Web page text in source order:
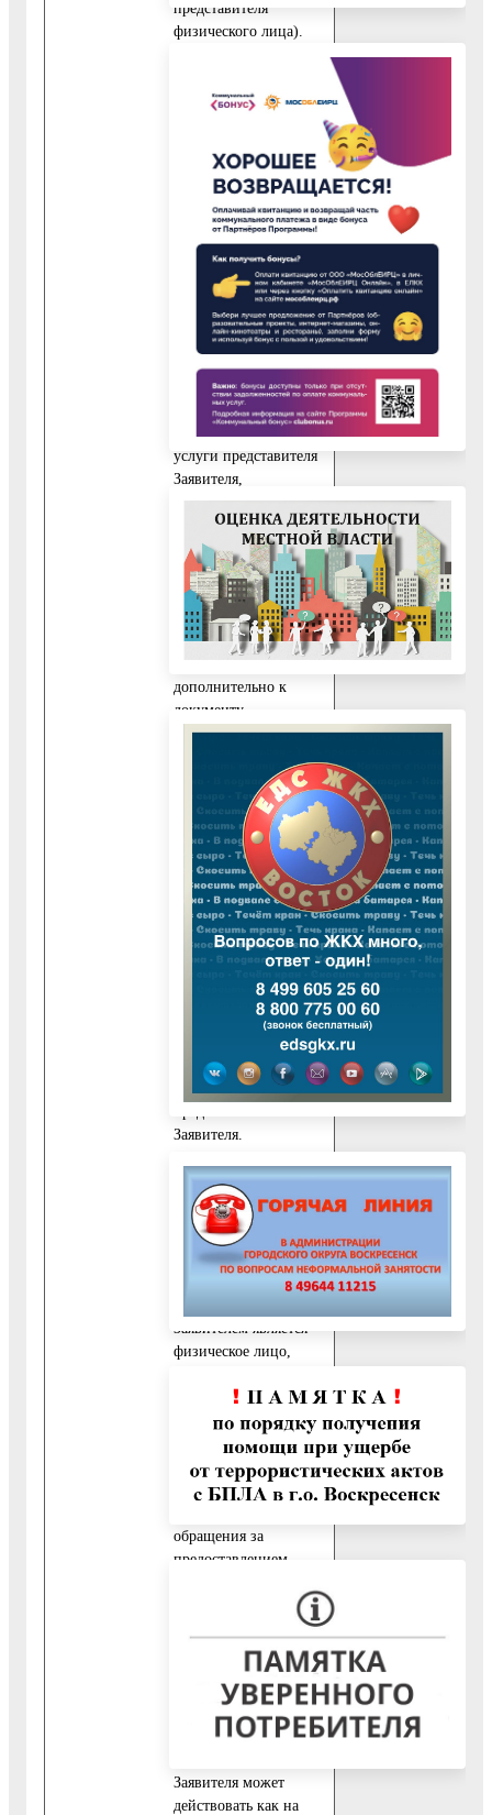
представителя
физического лица).
Заявителем является
юридическое лицо,
Заявителя может
действовать как на
основании
нотариально
заверенной
доверенности, так и
на основании
доверенности,
выданной Заявителем.
10.4. При обращении
за получением
услуги представителя
Заявителя,
уполномоченного на
подписание заявления
и подачу документов,
а также получение
результата
предоставления
Государственной
услуги,
дополнительно к
документу,
указанному в пункте
Административного
регламента,
представляются
следующие
обязательные
документы:
10.4.1. Заявление,
подписанное
представителем
10.4.2. Документ,
удостоверяющий
личность
Заявителя.
10.4.3. Документ,
подтверждающий
полномочия
представителя
Заявителя.
Заявителем является
физическое лицо,
Заявителя действует
на основании
нотариально
заверенной
доверенности (за
обращения за
предоставлением
физического лица).
В случае если
Заявителем является
юридическое лицо,
Заявителя может
действовать как на